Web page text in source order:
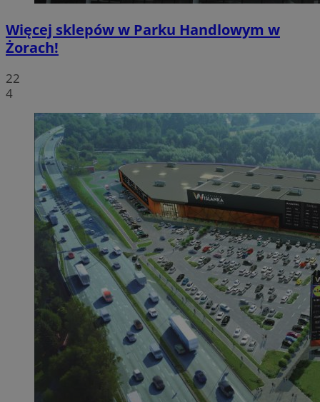
Więcej sklepów w Parku Handlowym w
Żorach!
22
4